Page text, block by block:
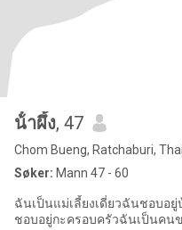
น้ําผึ้ง, 47
Chom Bueng, Ratchaburi,
Søker: Mann 47 - 60
ฉันเป็นแม่เลี้ยงเดี่ยวฉันชอบอ
ชอบอยู่กะครอบครัวฉันเป็นค